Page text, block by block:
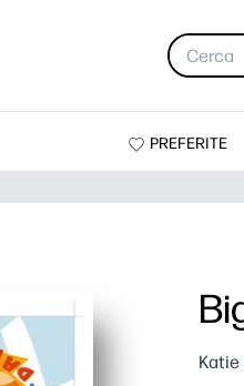
PREFERITE
Katie